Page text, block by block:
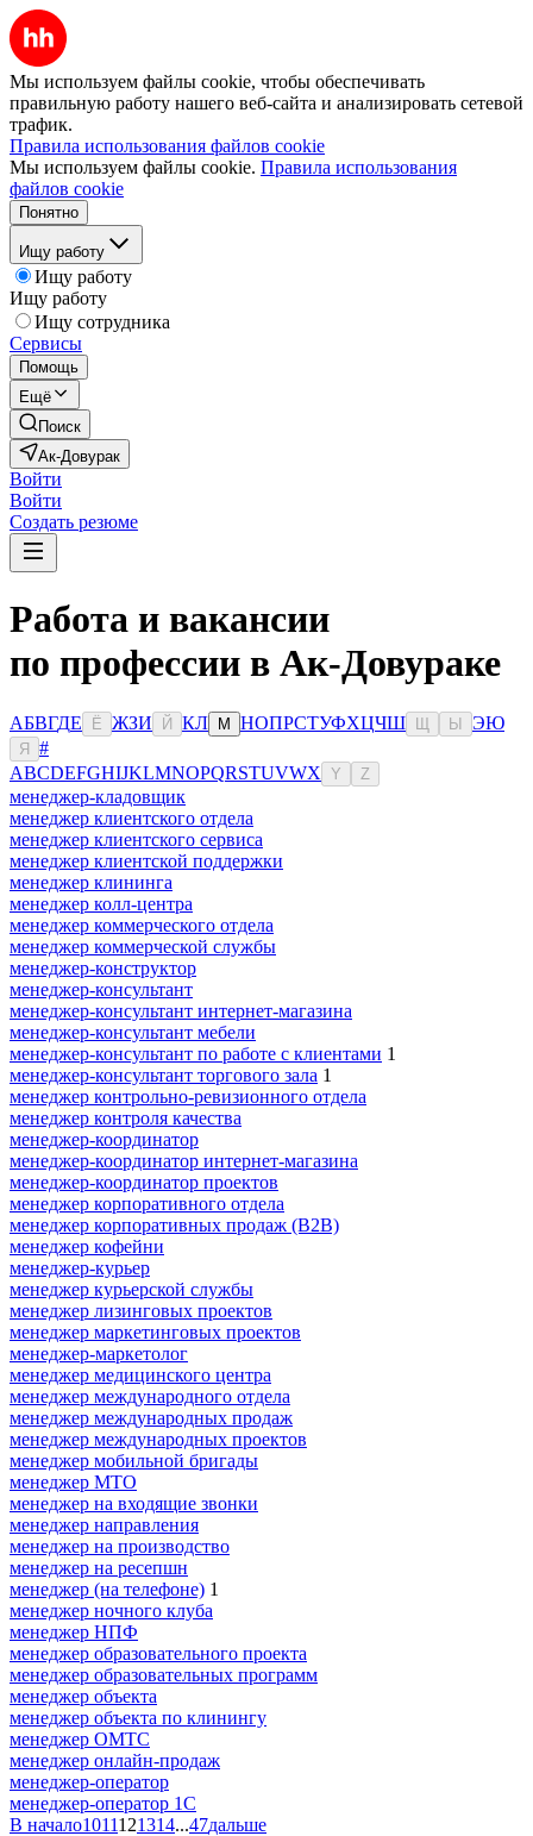
Мы используем файлы cookie, чтобы обеспечивать
правильную работу нашего веб-сайта и анализировать сетевой
трафик.
Правила использования файлов cookie
Мы используем файлы cookie. Правила использования
файлов cookie
Понятно
Ищу работу
Ищу работу
Ищу работу
Ищу сотрудника
Сервисы
Помощь
Ещё
Поиск
Ак-Довурак
Войти
Войти
Создать резюме
Работа и вакансии
по профессии в Ак-Довураке
АБВГДЕ Ё ЖЗИ Й КЛ М НОПРСТУФХЦЧШ Ы ЭЮ
Я
#
ABCDEFGHIJKLMNOPQRSTUVWX Y Z
менеджер-кладовщик
менеджер клиентского отдела
менеджер клиентского сервиса
менеджер клиентской поддержки
менеджер клининга
менеджер колл-центра
менеджер коммерческого отдела
менеджер коммерческой службы
менеджер-конструктор
менеджер-консультант
менеджер-консультант интернет-магазина
менеджер-консультант мебели
менеджер-консультант по работе с клиентами 1
менеджер-консультант торгового зала 1
менеджер контрольно-ревизионного отдела
менеджер контроля качества
менеджер-координатор
менеджер-координатор интернет-магазина
менеджер-координатор проектов
менеджер корпоративного отдела
менеджер корпоративных продаж (B2B)
менеджер кофейни
менеджер-курьер
менеджер курьерской службы
менеджер лизинговых проектов
менеджер маркетинговых проектов
менеджер-маркетолог
менеджер медицинского центра
менеджер международного отдела
менеджер международных продаж
менеджер международных проектов
менеджер мобильной бригады
менеджер МТО
менеджер на входящие звонки
менеджер направления
менеджер на производство
менеджер на ресепшн
менеджер (на телефоне) 1
менеджер ночного клуба
менеджер НПФ
менеджер образовательного проекта
менеджер образовательных программ
менеджер объекта
менеджер объекта по клинингу
менеджер ОМТС
менеджер онлайн-продаж
менеджер-оператор
менеджер-оператор 1С
В начало1011121314...47дальше